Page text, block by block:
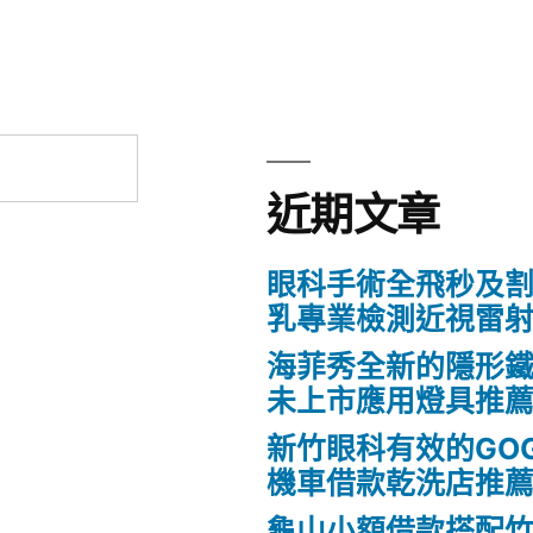
近期文章
眼科手術全飛秒及
乳專業檢測近視雷射
海菲秀全新的隱形
未上市應用燈具推薦
新竹眼科有效的
機車借款乾洗店推薦